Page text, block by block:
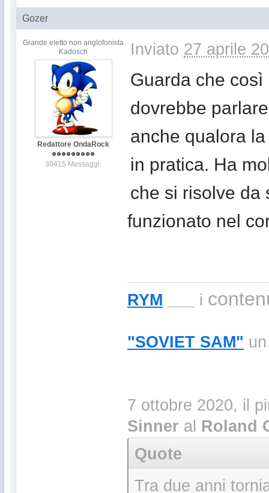
Gozer
Grande eletto non anglofonista
Kadosch
Redattore OndaRock
30415 Messaggi:
Inviato 27 aprile
Guarda che
dovrebbe
anche qualora
in pratica. Ha
che si risolve da
funzionato nel
RYM i
"SOVIET SAM"
7 ottobre 2020, il
Sinner al Roland
Quote
Tra due anni